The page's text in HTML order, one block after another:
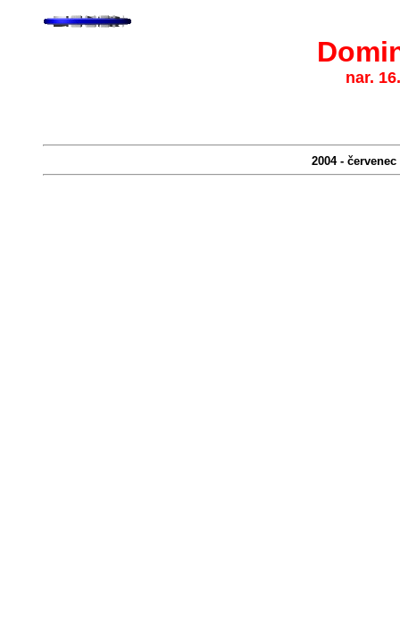
nar.
2004 -